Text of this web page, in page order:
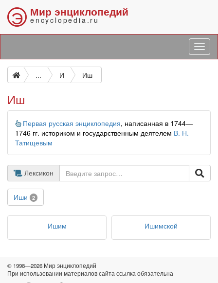
Э Мир энциклопедий
encyclopedia.ru
... И Иш
Иш
Информация
Первая русская энциклопедия, написанная в 1744—
1746 гг. историком и государственным деятелем В. Н.
Татищевым
Лексикон
Иши 2
Ишим Ишимской
© 1998—2026 Мир энциклопедий
При использовании материалов сайта ссылка обязательна